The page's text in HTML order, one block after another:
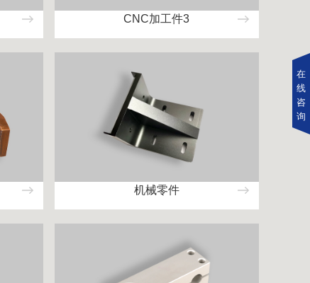
CNC加工件3
机械零件
在
线
咨
询